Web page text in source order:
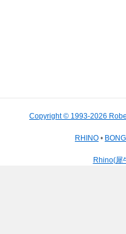
Copyright © 1993-2026
RHINO •
Rhino(犀